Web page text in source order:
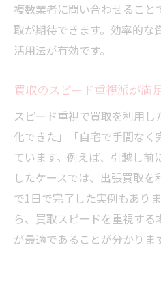
複数業者に問い合わせること
取が期待できます。効率的な
活用法が有効です。
買取のスピード重視派が満
スピード重視で買取を利用
化できた」「自宅で手間なく
ています。例えば、引越し前
したケースでは、出張買取
で1日で完了した実例もあり
ら、買取スピードを重視す
が最適であることが分かりま